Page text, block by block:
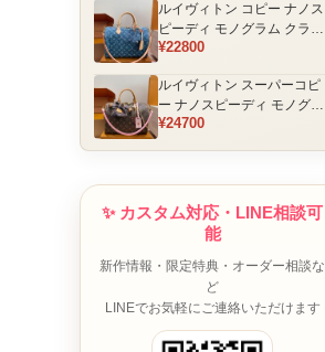
すめ
ルイヴィトン コピー ナノス
ピーディ モノグラム クラシ
ックデザイン ミニボストン
¥22800
ルイヴィトン スーパーコピ
ー ナノスピーディ モノグラ
ム チャーム装飾 ミニボスト
¥24700
✨ カスタム対応・LINE相談可
能
新作情報・限定特典・オーダー相談な
ど
LINEでお気軽にご連絡いただけます